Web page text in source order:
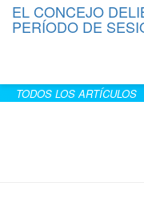
EL CONCEJO
PERÍODO DE
TODOS LOS ARTÍCULOS